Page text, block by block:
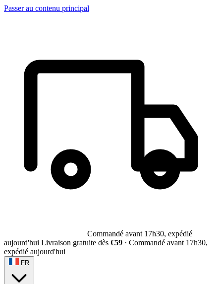
Passer au contenu principal
Commandé avant 17h30, expédié
aujourd'hui Livraison gratuite dès €59 · Commandé avant 17h30,
expédié aujourd'hui
FR